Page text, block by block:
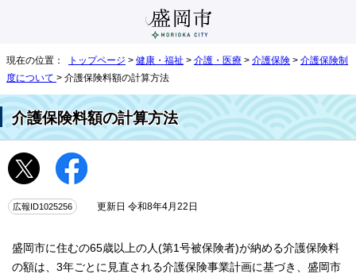
現在の位置： トップページ > 健康・福祉 > 介護・医療 > 介護保険 > 介護保険制
度について > 介護保険料額の計算方法
介護保険料額の計算方法
広報ID1025256 更新日 令和8年4月22日
盛岡市に住むの65歳以上の人(第1号被保険者)が納める介護保険料
の額は、3年ごとに見直される介護保険事業計画に基づき、盛岡市